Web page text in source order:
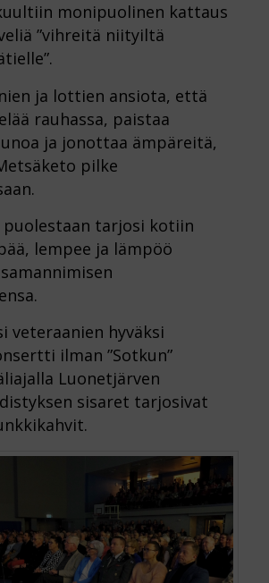
monipuolinen kattaus
”vihreitä niityiltä
ja lottien ansiota, että
rauhassa, paistaa
ja jonottaa ämpäreitä,
pilke
puolestaan tarjosi kotiin
lempee ja lämpöö
veteraanien hyväksi
ilman ”Sotkun”
Luonetjärven
sisaret tarjosivat